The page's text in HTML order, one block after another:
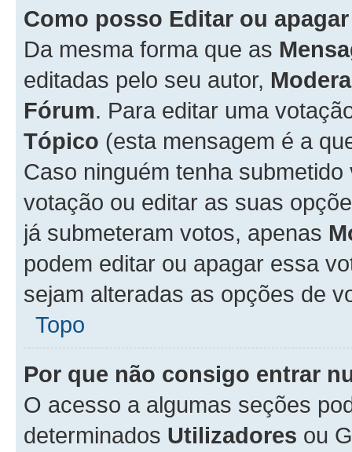
Como posso Editar ou
Da mesma forma que as
editadas pelo seu autor,
Fórum. Para editar uma
Tópico (esta mensagem é a
Caso ninguém tenha
votação ou editar as suas
já submeteram votos, apenas
podem editar ou apagar essa
sejam alteradas as opções de
Topo
Por que não consigo entrar
O acesso a algumas seções
determinados Utilizadores ou